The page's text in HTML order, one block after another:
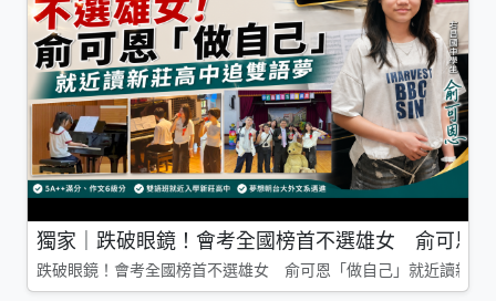
獨家｜跌破眼鏡！會考全國榜首不選雄女 俞可恩
跌破眼鏡！會考全國榜首不選雄女 俞可恩「做自己」就近讀新莊